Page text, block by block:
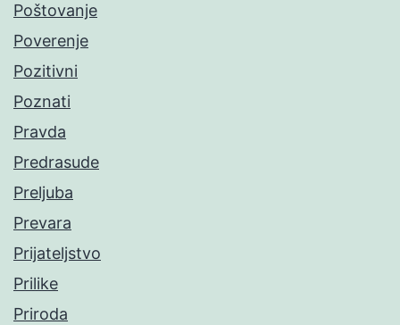
Poštovanje
Poverenje
Pozitivni
Poznati
Pravda
Predrasude
Preljuba
Prevara
Prijateljstvo
Prilike
Priroda